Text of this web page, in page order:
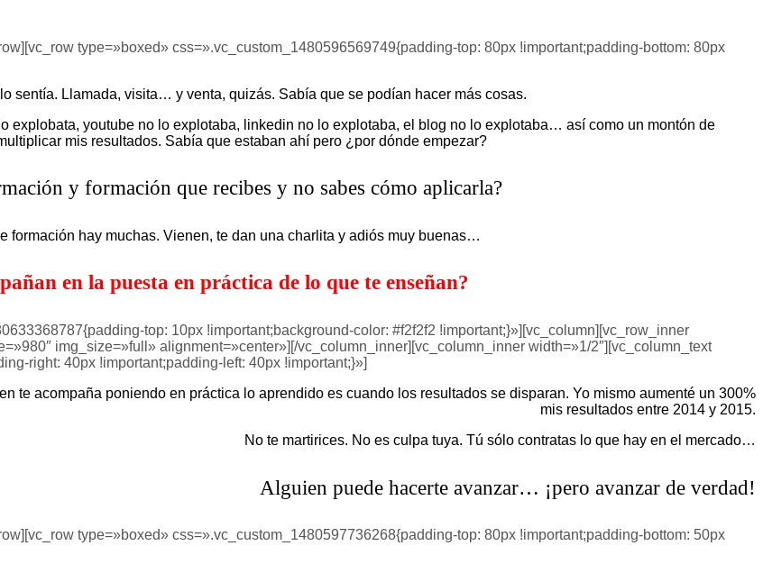
type=»boxed» css=».vc_custom_1480596569749{padding-top: 80px !important;padding-bottom: 80px
sentía. Llamada, visita… y venta, quizás. Sabía que se podían hacer más cosas.
explobata, youtube no lo explotaba, linkedin no lo explotaba, el blog no lo explotaba… así como un montón de
mis resultados. Sabía que estaban ahí pero ¿por dónde empezar?
y formación que recibes y no sabes cómo aplicarla?
formación hay muchas. Vienen, te dan una charlita y adiós muy buenas…
en la puesta en práctica de lo que te enseñan?
top: 10px !important;background-color: #f2f2f2 !important;}»][vc_column][vc_row_inner
img_size=»full» alignment=»center»][/vc_column_inner][vc_column_inner width=»1/2″][vc_column_text
right: 40px !important;padding-left: 40px !important;}»]
acompaña poniendo en práctica lo aprendido es cuando los resultados se disparan. Yo mismo aumenté un 300%
mis resultados entre 2014 y 2015.
No te martirices. No es culpa tuya. Tú sólo contratas lo que hay en el mercado…
Alguien puede hacerte avanzar… ¡pero avanzar de verdad!
type=»boxed» css=».vc_custom_1480597736268{padding-top: 80px !important;padding-bottom: 50px